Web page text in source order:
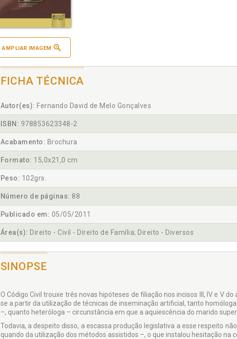
AMPLIAR IMAGEM
FICHA TÉCNICA
Autor(es): Fernando David de Melo Gonçalves
ISBN: 978853623348-2
Acabamento: Brochura
Formato: 15,0x21,0 cm
Peso: 102grs.
Número de páginas: 88
Publicado em: 05/05/2011
Área(s): Direito - Civil - Direito de Família; Direito - Diversos
SINOPSE
O Código Civil trouxe três novas hipóteses de filiação nos incisos III, IV e V
se a partir da utilização de técnicas de inseminação artificial, tanto
–, quanto heteróloga – circunstância em que a aquiescência do marido
Todavia, a despeito disso, a escassa produção legislativa a esse respeito
quando da utilização dos métodos assistidos –, o que instalou hesitação na